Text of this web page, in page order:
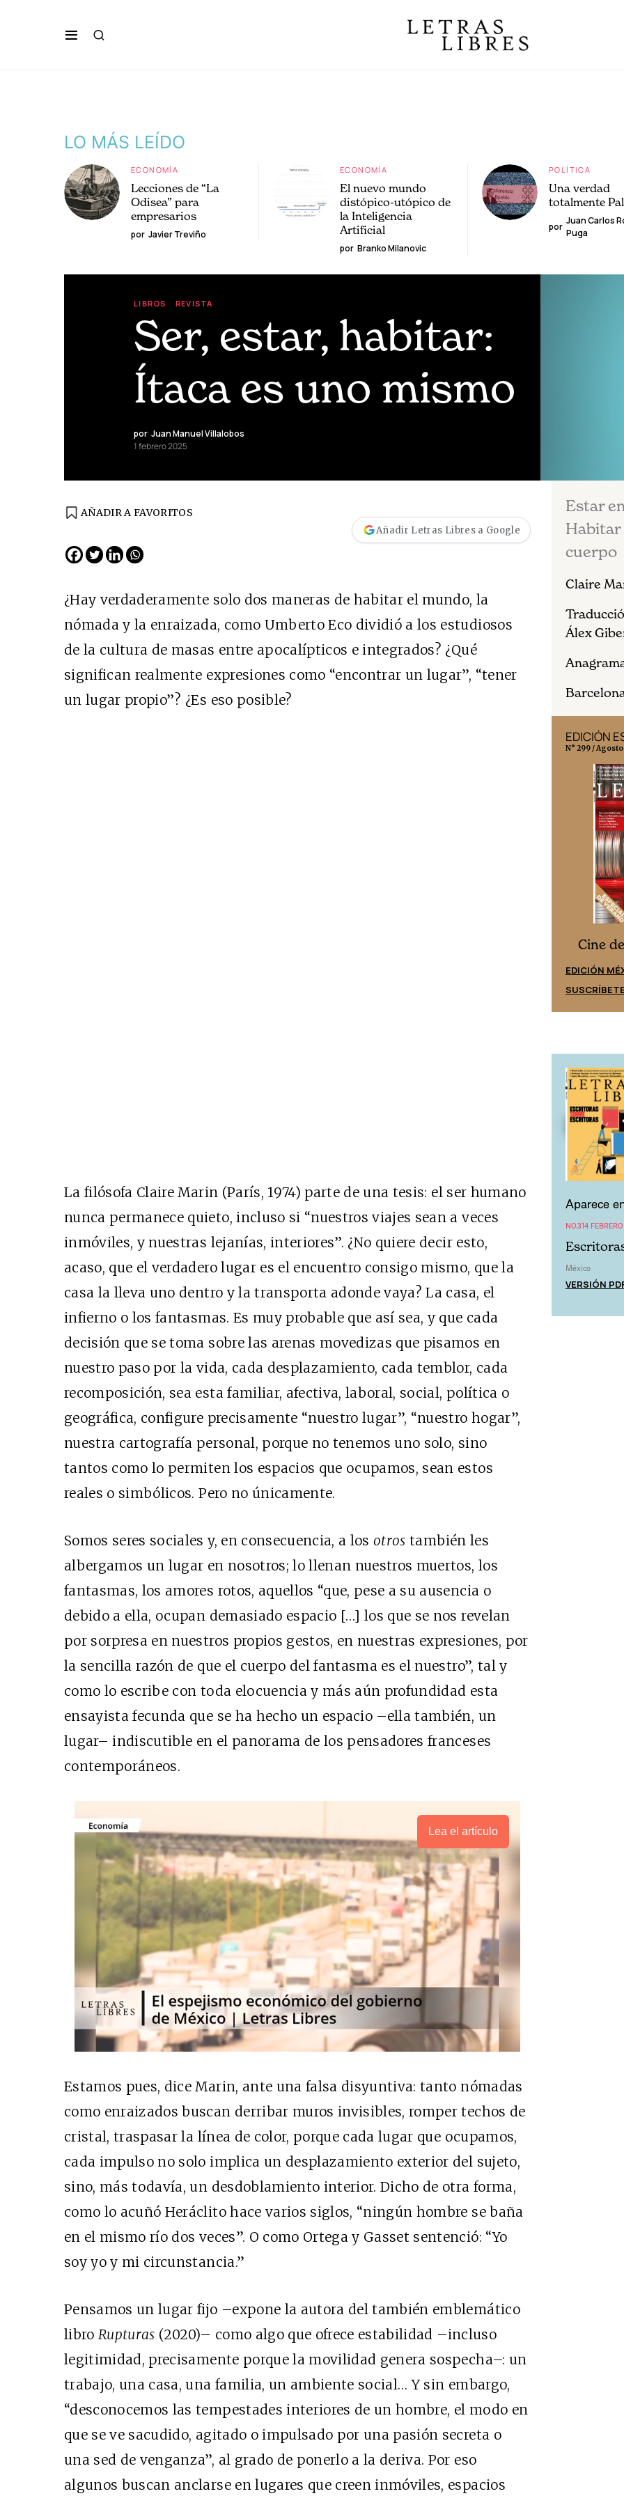
LO MÁS LEÍDO
ECONOMÍA
Lecciones de “La
Odisea” para
empresarios
por Javier Treviño
ECONOMÍA
El nuevo mundo
distópico-utópico de
la Inteligencia
Artificial
por Branko Milanovic
POLÍTICA
Una verdad
totalmente
por
Juan Carlos
Puga
LIBROS REVISTA
Ser, estar, habitar:
Ítaca es uno mismo
por Juan Manuel Villalobos
1 febrero 2025
AÑADIR A FAVORITOS
Añadir Letras Libres a Google
¿Hay verdaderamente solo dos maneras de habitar el mundo, la
nómada y la enraizada, como Umberto Eco dividió a los estudiosos
de la cultura de masas entre apocalípticos e integrados? ¿Qué
significan realmente expresiones como “encontrar un lugar”, “tener
un lugar propio”? ¿Es eso posible?
La filósofa Claire Marin (París, 1974) parte de una tesis: el ser humano
nunca permanece quieto, incluso si “nuestros viajes sean a veces
inmóviles, y nuestras lejanías, interiores”. ¿No quiere decir esto,
acaso, que el verdadero lugar es el encuentro consigo mismo, que la
casa la lleva uno dentro y la transporta adonde vaya? La casa, el
infierno o los fantasmas. Es muy probable que así sea, y que cada
decisión que se toma sobre las arenas movedizas que pisamos en
nuestro paso por la vida, cada desplazamiento, cada temblor, cada
recomposición, sea esta familiar, afectiva, laboral, social, política o
geográfica, configure precisamente “nuestro lugar”, “nuestro hogar”,
nuestra cartografía personal, porque no tenemos uno solo, sino
tantos como lo permiten los espacios que ocupamos, sean estos
reales o simbólicos. Pero no únicamente.
Somos seres sociales y, en consecuencia, a losotros también les
albergamos un lugar en nosotros; lo llenan nuestros muertos, los
fantasmas, los amores rotos, aquellos “que, pese a su ausencia o
debido a ella, ocupan demasiado espacio […] los que se nos revelan
por sorpresa en nuestros propios gestos, en nuestras expresiones, por
la sencilla razón de que el cuerpo del fantasma es el nuestro”, tal y
como lo escribe con toda elocuencia y más aún profundidad esta
ensayista fecunda que se ha hecho un espacio –ella también, un
lugar– indiscutible en el panorama de los pensadores franceses
contemporáneos.
Lea el artículo
Estamos pues, dice Marin, ante una falsa disyuntiva: tanto nómadas
como enraizados buscan derribar muros invisibles, romper techos de
cristal, traspasar la línea de color, porque cada lugar que ocupamos,
cada impulso no solo implica un desplazamiento exterior del sujeto,
sino, más todavía, un desdoblamiento interior. Dicho de otra forma,
como lo acuñó Heráclito hace varios siglos, “ningún hombre se baña
en el mismo río dos veces”. O como Ortega y Gasset sentenció: “Yo
soy yo y mi circunstancia.”
Pensamos un lugar fijo –expone la autora del también emblemático
libroRupturas (2020)– como algo que ofrece estabilidad –incluso
legitimidad, precisamente porque la movilidad genera sospecha–: un
trabajo, una casa, una familia, un ambiente social… Y sin embargo,
“desconocemos las tempestades interiores de un hombre, el modo en
que se ve sacudido, agitado o impulsado por una pasión secreta o
una sed de venganza”, al grado de ponerlo a la deriva. Por eso
algunos buscan anclarse en lugares que creen inmóviles, espacios
Estar
Habitar
cuerpo
Claire
Álex
EDICIÓN
N° 299 /
Cine
EDICIÓN
Aparece
NO.314
México
VERSIÓN